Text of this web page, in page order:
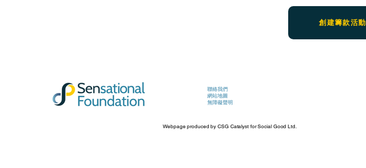
創建籌款活動
聯絡我們
網站地圖
無障礙聲明
Webpage produced by CSG Catalyst for Social Good Ltd.